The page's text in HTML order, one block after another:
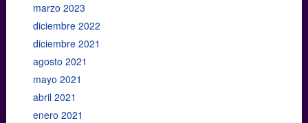
marzo 2023
diciembre 2022
diciembre 2021
agosto 2021
mayo 2021
abril 2021
enero 2021